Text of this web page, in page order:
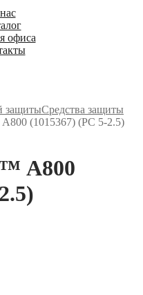
офиса
защитыСредства защиты
(1015367) (РС 5-2.5)
А800